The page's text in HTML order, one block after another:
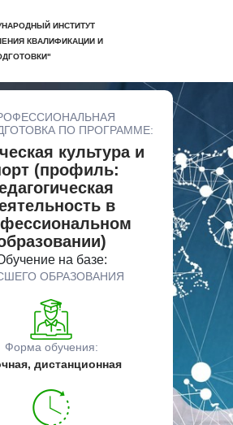
ИНСТИТУТ
КВАЛИФИКАЦИИ И
ПО ПРОГРАММЕ:
культура и
(профиль:
в
на базе:
ОБРАЗОВАНИЯ
Форма обучения:
дистанционная